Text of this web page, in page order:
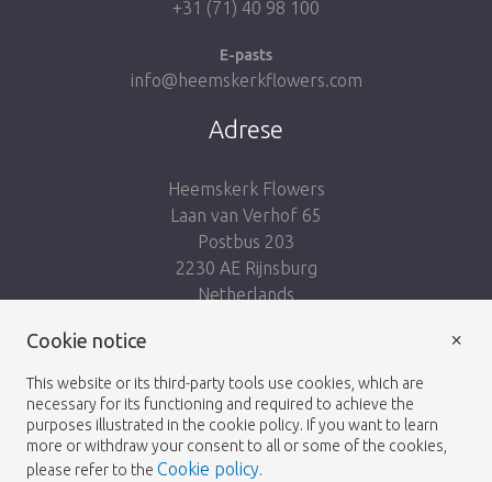
+31 (71) 40 98 100
E-pasts
info@heemskerkflowers.com
Adrese
Heemskerk Flowers
Laan van Verhof 65
Postbus 203
2230 AE Rijnsburg
Netherlands
© 2026 - Heemskerk Flowers
Cookie notice
This website or its third-party tools use cookies, which are
necessary for its functioning and required to achieve the
purposes illustrated in the cookie policy. If you want to learn
more or withdraw your consent to all or some of the cookies,
please refer to the Cookie policy.
×